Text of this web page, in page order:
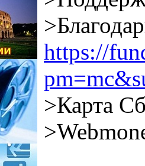
https://
>Карта